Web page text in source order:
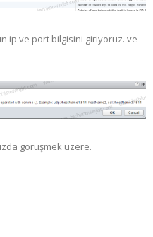
ip ve port bilgisini giriyoruz. ve
görüşmek üzere.